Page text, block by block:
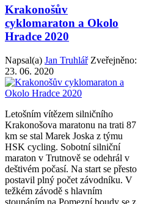
Krakonošův
cyklomaraton a Okolo
Hradce 2020
Napsal(a) Jan Truhlář Zveřejněno:
23. 06. 2020
Letošním vítězem silničního
Krakonošova maratonu na trati 87
km se stal Marek Joska z týmu
HSK cycling. Sobotní silniční
maraton v Trutnově se odehrál v
deštivém počasí. Na start se přesto
postavil plný počet závodníku. V
težkém závodě s hlavním
stoupáním na Pomezní boudy se z